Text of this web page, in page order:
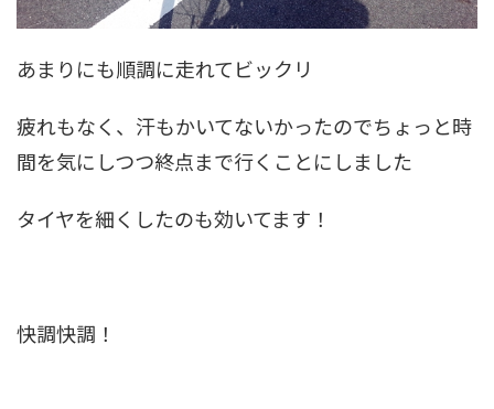
あまりにも順調に走れてビックリ
疲れもなく、汗もかいてないかったのでちょっと時
間を気にしつつ終点まで行くことにしました
タイヤを細くしたのも効いてます！
快調快調！